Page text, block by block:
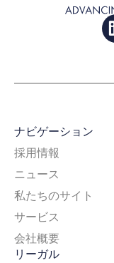
ナビゲーション
採用情報
ニュース
私たちのサイト
サービス
会社概要
リーガル